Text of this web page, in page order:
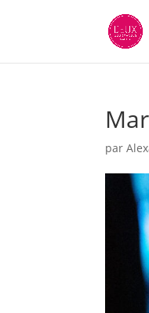
par